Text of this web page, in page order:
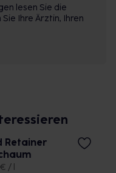
lesen Sie die
Ihre Ärztin, Ihren
Retainer
/ l